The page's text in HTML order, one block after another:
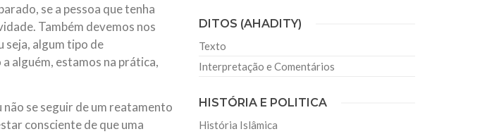
se a pessoa que tenha
Também devemos nos
seja, algum tipo de
alguém, estamos na prática,
se seguir de um reatamento
consciente de que uma
DITOS (AHADITY)
Texto
Interpretação e Comentários
HISTÓRIA E POLITICA
História Islâmica